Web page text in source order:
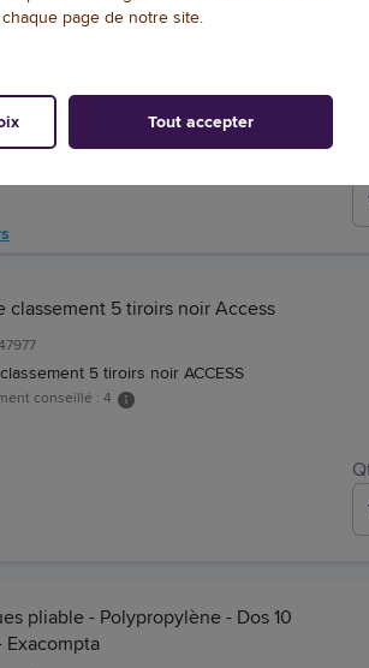
conseillé : 10
classement 5 tiroirs noir Access
5 tiroirs noir ACCESS
conseillé : 4
pliable - Polypropylène - Dos 10
Exacompta
page de notre site.
Tout accepter